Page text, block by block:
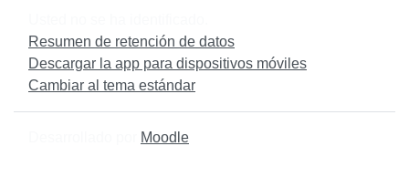
Resumen de retención de datos
Descargar la app para dispositivos móviles
Cambiar al tema estándar
Moodle